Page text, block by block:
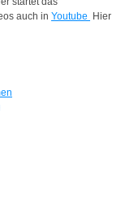
auch in Youtube
Hier